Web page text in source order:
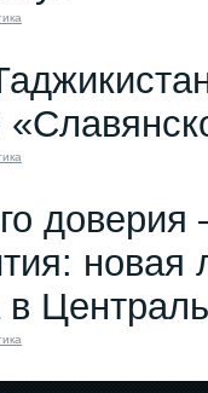
новая
в